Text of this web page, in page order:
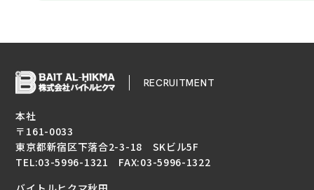
RECRUITMENT
本社
〒161-0033
東京都新宿区下落合2-3-18 SKビル5F
TEL:03-5996-1321 FAX:03-5996-1322